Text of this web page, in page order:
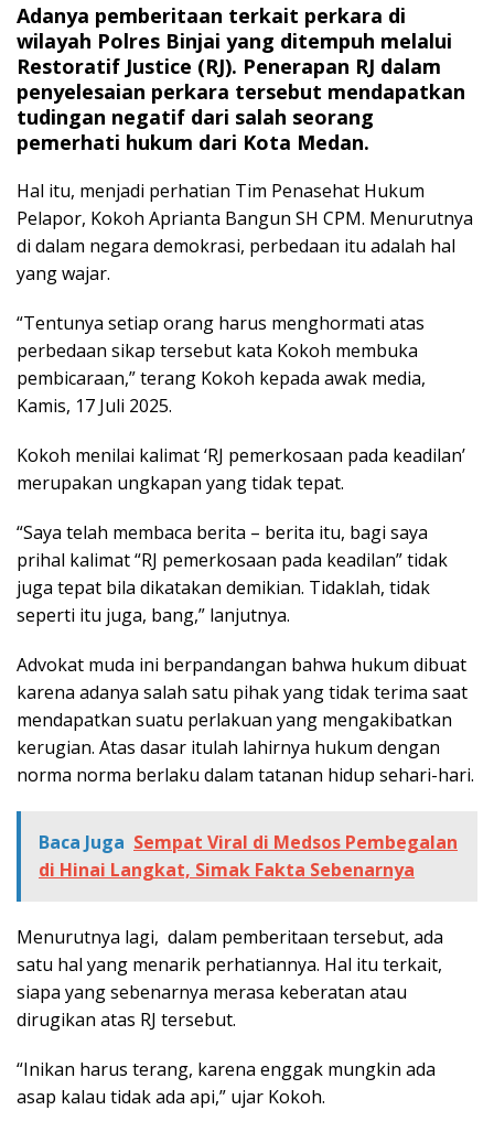
Adanya pemberitaan terkait perkara di
wilayah Polres Binjai yang ditempuh melalui
Restoratif Justice (RJ). Penerapan RJ dalam
penyelesaian perkara tersebut mendapatkan
tudingan negatif dari salah seorang
pemerhati hukum dari Kota Medan.
Hal itu, menjadi perhatian Tim Penasehat Hukum
Pelapor, Kokoh Aprianta Bangun SH CPM. Menurutnya
di dalam negara demokrasi, perbedaan itu adalah hal
yang wajar.
“Tentunya setiap orang harus menghormati atas
perbedaan sikap tersebut kata Kokoh membuka
pembicaraan,” terang Kokoh kepada awak media,
Kamis, 17 Juli 2025.
Kokoh menilai kalimat ‘RJ pemerkosaan pada keadilan’
merupakan ungkapan yang tidak tepat.
“Saya telah membaca berita – berita itu, bagi saya
prihal kalimat “RJ pemerkosaan pada keadilan” tidak
juga tepat bila dikatakan demikian. Tidaklah, tidak
seperti itu juga, bang,” lanjutnya.
Advokat muda ini berpandangan bahwa hukum dibuat
karena adanya salah satu pihak yang tidak terima saat
mendapatkan suatu perlakuan yang mengakibatkan
kerugian. Atas dasar itulah lahirnya hukum dengan
norma norma berlaku dalam tatanan hidup sehari-hari.
Baca Juga Sempat Viral di Medsos Pembegalan
di Hinai Langkat, Simak Fakta Sebenarnya
Menurutnya lagi, dalam pemberitaan tersebut, ada
satu hal yang menarik perhatiannya. Hal itu terkait,
siapa yang sebenarnya merasa keberatan atau
dirugikan atas RJ tersebut.
“Inikan harus terang, karena enggak mungkin ada
asap kalau tidak ada api,” ujar Kokoh.